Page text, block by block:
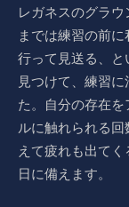
レガネスのグラ
までは練習の前
行って見送る、
見つけて、練習
た。自分の存在
ルに触れられる
えて疲れも出て
日に備えます。